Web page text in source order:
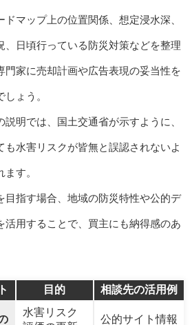
マップ上の位置関係、想定浸水深、
、日頃行っている防災対策などを整理
門家に売却計画や広告表現の妥当性を
ょう。
説明では、国土交通省が示すように、
も水害リスクが皆無と誤認されないよ
す。
目指す場合、地域の防災特性や公的デ
活用することで、買主にも納得感のあ
目的 相談先の活用例
水害リスク
公的サイト情報